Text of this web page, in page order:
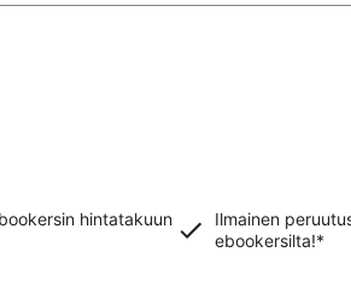
hintatakuun
Ilmainen
ebookersilta!*